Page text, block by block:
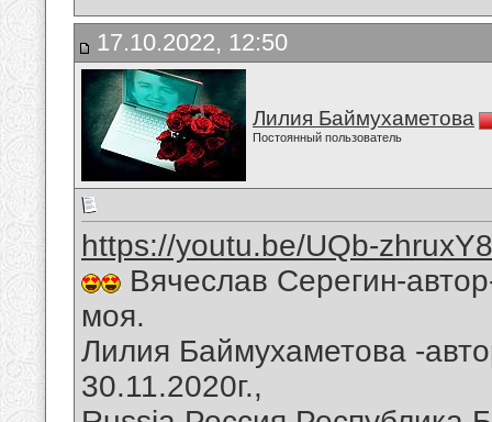
17.10.2022, 12:50
Лилия Баймухаметова
Постоянный пользователь
https://youtu.be/UQb-zhruxY8
Вячеслав Серегин-
моя.
Лилия Баймухаметова -
30.11.2020г.,